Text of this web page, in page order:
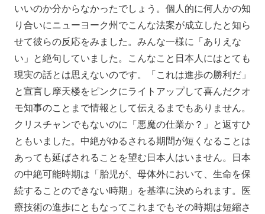
いいのか分からなかったでしょう。個人的に何人かの知
り合いにニューヨーク州でこんな法案が成立したと知ら
せて彼らの反応をみました。みんな一様に「ありえな
い」と絶句していました。こんなこと日本人にはとても
現実の話とは思えないのです。「これは進歩の勝利だ」
と宣言し摩天楼をピンクにライトアップして喜んだクオ
モ知事のことまで情報として伝えるまでもありません。
クリスチャンでもないのに「悪魔の仕業か？」と返すひ
ともいました。中絶がゆるされる期間が短くなることは
あっても延ばされることを望む日本人はいません。日本
の中絶可能時期は「胎児が、母体外において、生命を保
続することのできない時期」を基準に決められます。医
療技術の進歩にともなってこれまでもその時期は短縮さ